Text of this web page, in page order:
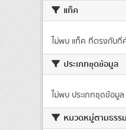
แท็ค
ไม่พบ แท็ค ที่ตรงกับที่
ประเภทชุดข้อมูล
ไม่พบ ประเภทชุดข้อมู
หมวดหมู่ตามธรร